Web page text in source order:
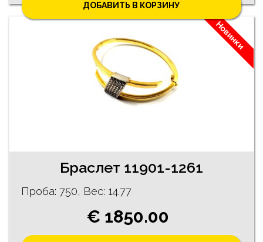
ДОБАВИТЬ В КОРЗИНУ
Новинки
Браслет 11901-1261
Проба: 750, Bес: 14.77
€ 1850.00